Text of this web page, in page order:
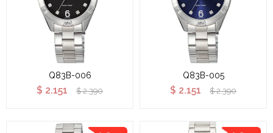
Q83B-006
$ 2.151 $ 2.390
Q83B-005
$ 2.151 $ 2.390